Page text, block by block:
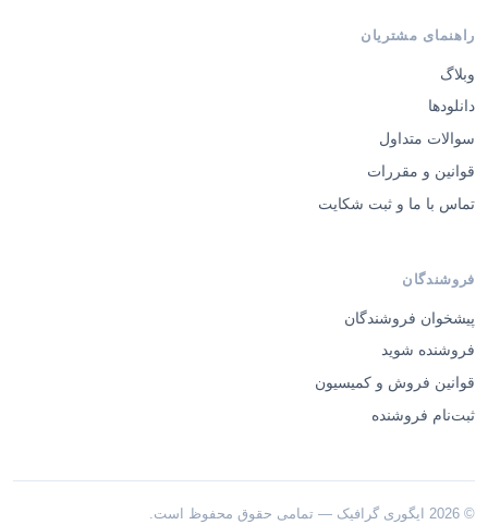
راهنمای مشتریان
وبلاگ
دانلودها
سوالات متداول
قوانین و مقررات
تماس با ما و ثبت شکایت
فروشندگان
پیشخوان فروشندگان
فروشنده شوید
قوانین فروش و کمیسیون
ثبت‌نام فروشنده
© 2026 ایگوری گرافیک — تمامی حقوق محفوظ است.